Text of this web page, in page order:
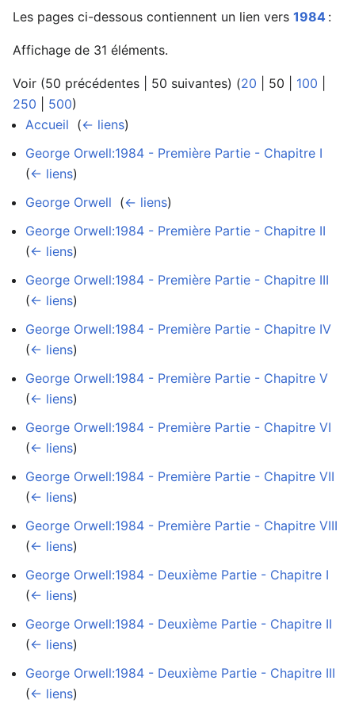
Les pages ci-dessous contiennent un lien vers 1984 :
Affichage de 31 éléments.
Voir (50 précédentes 50 suivantes) (20 50 100
250
500)
Accueil (← liens)
George Orwell:1984 - Première Partie - Chapitre I
(← liens)
George Orwell (← liens)
George Orwell:1984 - Première Partie - Chapitre II
(← liens)
George Orwell:1984 - Première Partie - Chapitre III
(← liens)
George Orwell:1984 - Première Partie - Chapitre IV
(← liens)
George Orwell:1984 - Première Partie - Chapitre V
(← liens)
George Orwell:1984 - Première Partie - Chapitre VI
(← liens)
George Orwell:1984 - Première Partie - Chapitre VII
(← liens)
George Orwell:1984 - Première Partie - Chapitre VIII
(← liens)
George Orwell:1984 - Deuxième Partie - Chapitre I
(← liens)
George Orwell:1984 - Deuxième Partie - Chapitre II
(← liens)
George Orwell:1984 - Deuxième Partie - Chapitre III
(← liens)